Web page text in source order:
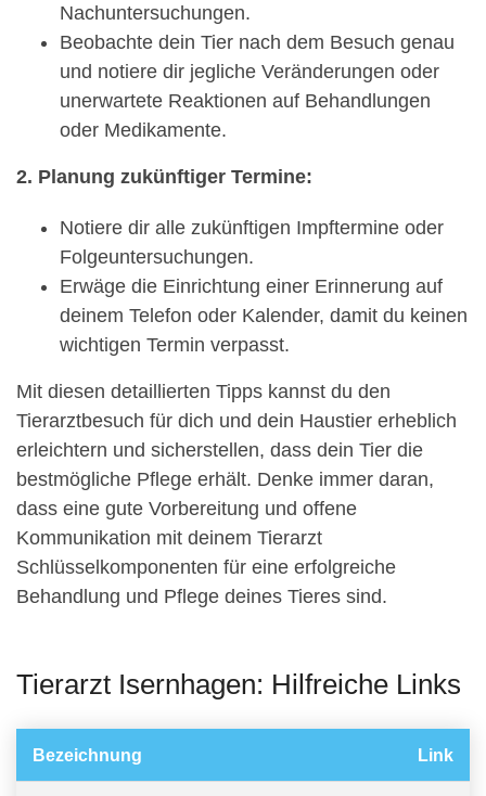
Nachuntersuchungen.
Beobachte dein Tier nach dem Besuch genau
und notiere dir jegliche Veränderungen oder
unerwartete Reaktionen auf Behandlungen
oder Medikamente.
2. Planung zukünftiger Termine:
Notiere dir alle zukünftigen Impftermine oder
Folgeuntersuchungen.
Erwäge die Einrichtung einer Erinnerung auf
deinem Telefon oder Kalender, damit du keinen
wichtigen Termin verpasst.
Mit diesen detaillierten Tipps kannst du den
Tierarztbesuch für dich und dein Haustier erheblich
erleichtern und sicherstellen, dass dein Tier die
bestmögliche Pflege erhält. Denke immer daran,
dass eine gute Vorbereitung und offene
Kommunikation mit deinem Tierarzt
Schlüsselkomponenten für eine erfolgreiche
Behandlung und Pflege deines Tieres sind.
Tierarzt Isernhagen: Hilfreiche Links
Bezeichnung Link